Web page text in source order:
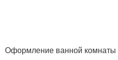
Оформление ванной комнаты